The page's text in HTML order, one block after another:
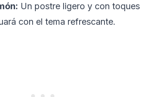
Un postre ligero y con toques
con el tema refrescante.